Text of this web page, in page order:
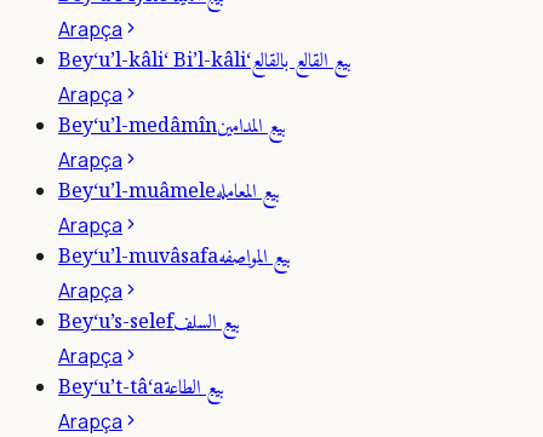
Arapça
Bey‘u’l-kâli‘ Bi’l-kâli‘بيع القالع بالقالع
Arapça
Bey‘u’l-medâmînبيع المدامين
Arapça
Bey‘u’l-muâmeleبيع المعامله
Arapça
Bey‘u’l-muvâsafaبيع المواصفه
Arapça
Bey‘u’s-selefبيع السلف
Arapça
Bey‘u’t-tâ‘aبيع الطاعة
Arapça